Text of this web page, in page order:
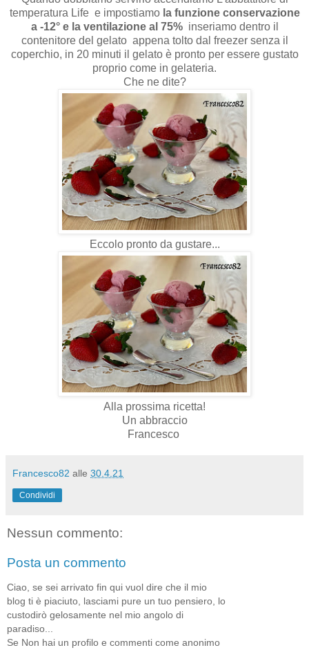
temperatura Life e impostiamo la funzione conservazione
a -12° e la ventilazione al 75%inseriamo dentro il
contenitore del gelato appena tolto dal freezer senza il
coperchio, in 20 minuti il gelato è pronto per essere gustato
proprio come in gelateria.
Che ne dite?
Eccolo pronto da gustare...
Alla prossima ricetta!
Un abbraccio
Francesco
Francesco82 alle 30.4.21
Condividi
Nessun commento:
Posta un commento
Ciao, se sei arrivato fin qui vuol dire che il mio
blog ti è piaciuto, lasciami pure un tuo pensiero, lo
custodirò gelosamente nel mio angolo di
paradiso...
Se Non hai un profilo e commenti come anonimo